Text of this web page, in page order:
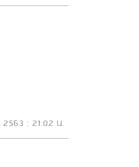
: 21:02 น.